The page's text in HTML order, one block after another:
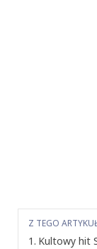
Z TEGO
Kultowy hit